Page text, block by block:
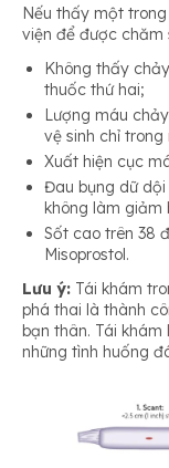
Nếu thấy một
viện để được chăm
Không thấy
thuốc thứ hai;
Lượng máu
vệ sinh chỉ
Xuất hiện cục
Đau bụng dữ
không làm giảm
Sốt cao trên 38
Misoprostol.
Lưu ý: Tái khám
phá thai là thành
bạn thân. Tái
những tình huống